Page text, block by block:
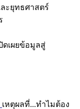
ะยุทธศาสตร์
ดเผยข้อมูลสู่
เหตุผลที่...ทำไมต้อง